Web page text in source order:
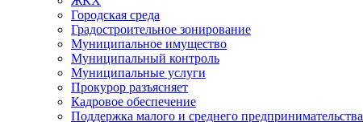
Городская среда
Градостроительное зонирование
Муниципальное имущество
Муниципальный контроль
Муниципальные услуги
Прокурор разъясняет
Кадровое обеспечение
Поддержка малого и среднего предпринимательства